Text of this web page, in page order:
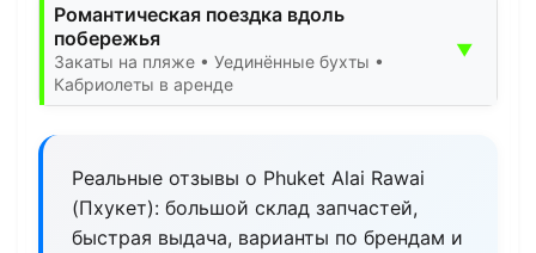
Романтическая поездка вдоль
побережья
Закаты на пляже • Уединённые бухты •
Кабриолеты в аренде
▼
Реальные отзывы о Phuket Alai Rawai
(Пхукет): большой склад запчастей,
быстрая выдача, варианты по брендам и